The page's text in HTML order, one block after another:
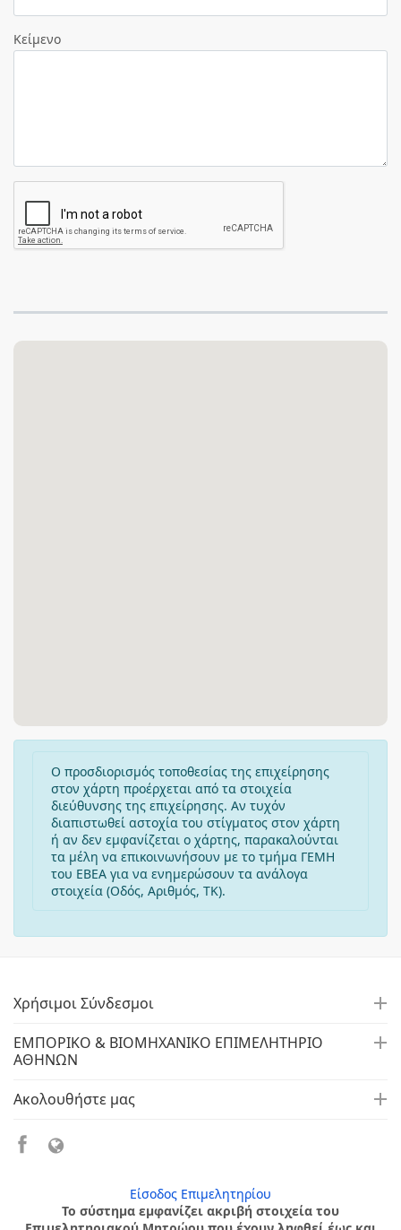
Κείμενο
Ο προσδιορισμός τοποθεσίας της επιχείρησης
στον χάρτη προέρχεται από τα στοιχεία
διεύθυνσης της επιχείρησης. Αν τυχόν
διαπιστωθεί αστοχία του στίγματος στον χάρτη
ή αν δεν εμφανίζεται ο χάρτης, παρακαλούνται
τα μέλη να επικοινωνήσουν με το τμήμα ΓΕΜΗ
του ΕΒΕΑ για να ενημερώσουν τα ανάλογα
στοιχεία (Οδός, Αριθμός, ΤΚ).
Χρήσιμοι Σύνδεσμοι
ΕΜΠΟΡΙΚΟ & ΒΙΟΜΗΧΑΝΙΚΟ ΕΠΙΜΕΛΗΤΗΡΙΟ
ΑΘΗΝΩΝ
Ακολουθήστε μας
Είσοδος Επιμελητηρίου
Το σύστημα εμφανίζει ακριβή στοιχεία του